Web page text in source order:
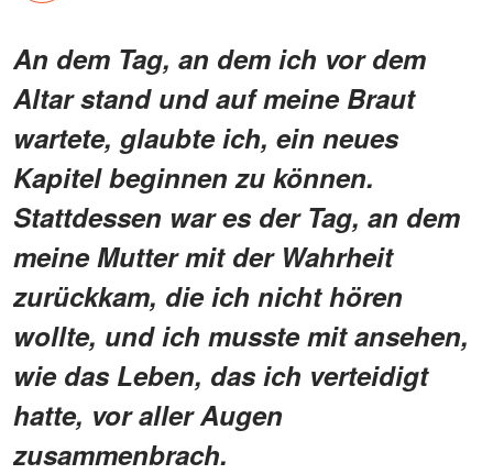
An dem Tag, an dem ich vor dem
Altar stand und auf meine Braut
wartete, glaubte ich, ein neues
Kapitel beginnen zu können.
Stattdessen war es der Tag, an dem
meine Mutter mit der Wahrheit
zurückkam, die ich nicht hören
wollte, und ich musste mit ansehen,
wie das Leben, das ich verteidigt
hatte, vor aller Augen
zusammenbrach.